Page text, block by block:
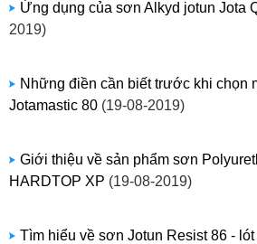
​Ứng dụng của sơn Alkyd jotun Jota
2019)
​Những điền cần biết trước khi chọn
Jotamastic 80 (19-08-2019)
​Giới thiệu về sản phẩm sơn
HARDTOP XP (19-08-2019)
Tìm hiểu về sơn Jotun Resist 86 -